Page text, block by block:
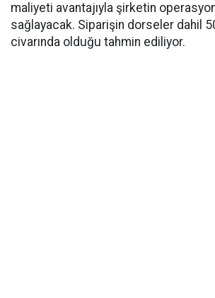
maliyeti avantajıyla şirketin
sağlayacak. Siparişin dorseler dahil
civarında olduğu tahmin ediliyor.